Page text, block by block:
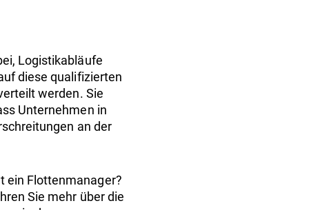
Logistikabläufe
diese qualifizierten
werden. Sie
Unternehmen in
an der
ein Flottenmanager?
Sie mehr über die